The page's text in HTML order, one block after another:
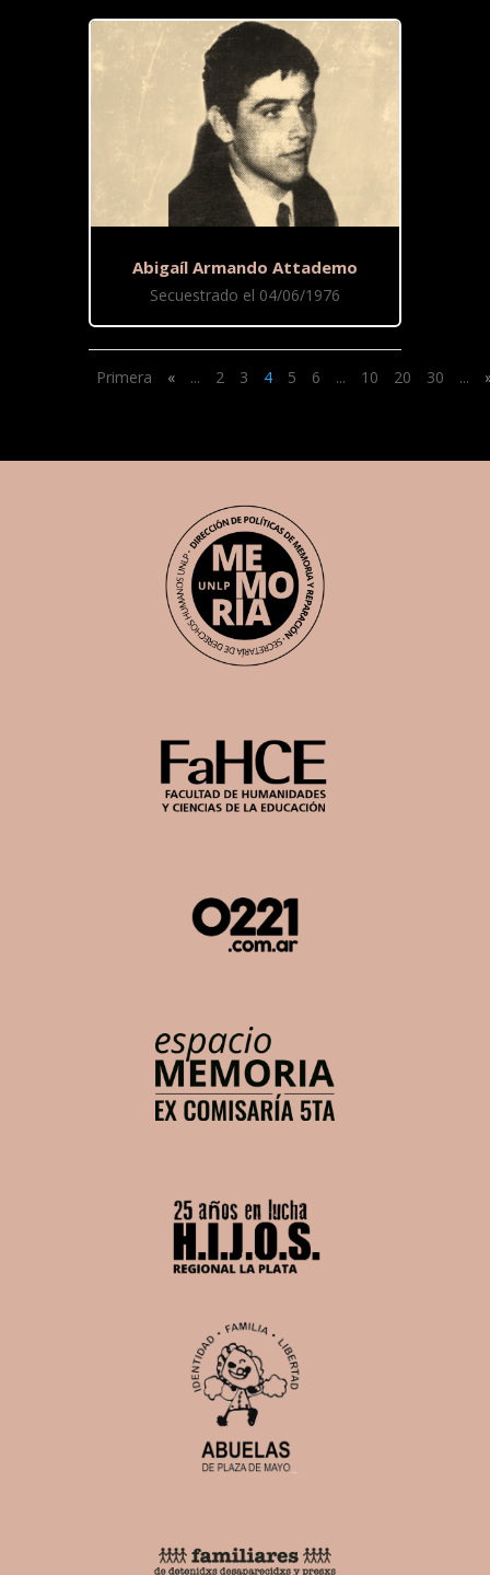
Abigaíl Armando Attademo
Secuestrado el 04/06/1976
Primera « ... 2 3 4 5 6 ... 10 20 30 ...